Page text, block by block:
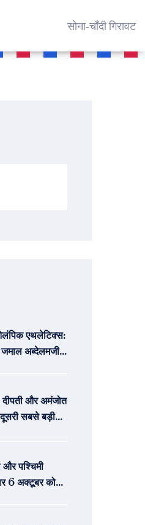
सोना‑चाँदी गिरावट
एथलेटिक्स:
जमाल अब्देलमजी ने
दीपती और अमंजोत
सबसे बड़ी
और पश्चिमी
6 अक्टूबर को